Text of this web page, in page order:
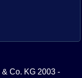
Co. KG 2003 -